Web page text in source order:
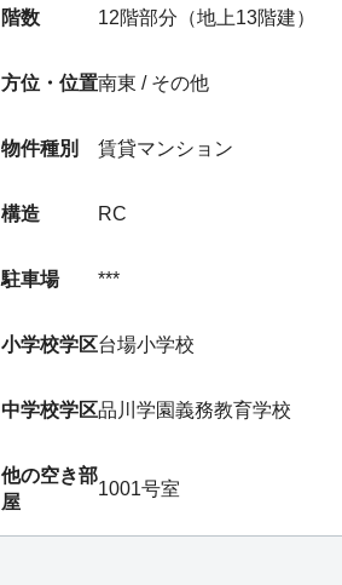
階数 12階部分（地上13階建）
方位・位置南東 / その他
物件種別 賃貸マンション
構造 RC
駐車場 ***
小学校学区台場小学校
中学校学区品川学園義務教育学校
他の空き部
屋
1001号室